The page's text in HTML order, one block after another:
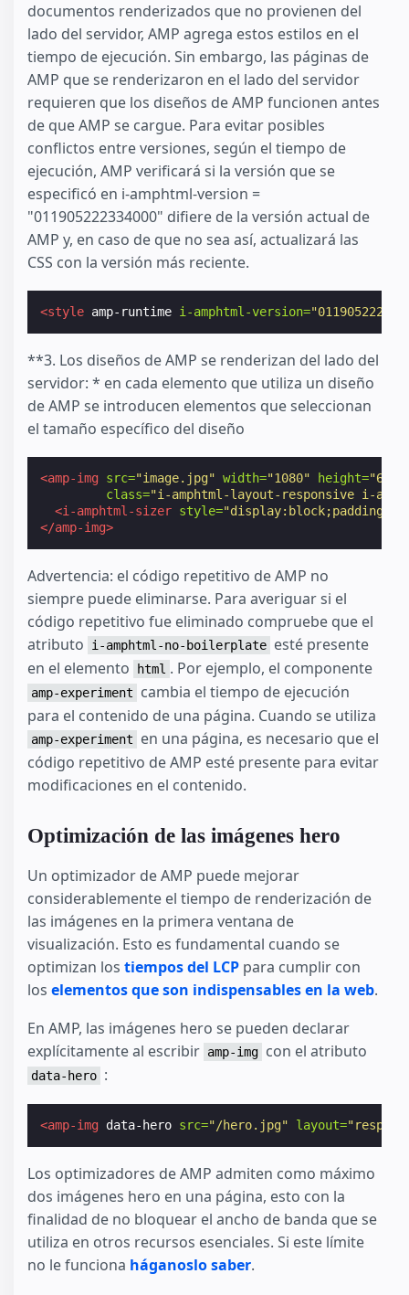
documentos renderizados que no provienen del
lado del servidor, AMP agrega estos estilos en el
tiempo de ejecución. Sin embargo, las páginas de
AMP que se renderizaron en el lado del servidor
requieren que los diseños de AMP funcionen antes
de que AMP se cargue. Para evitar posibles
conflictos entre versiones, según el tiempo de
ejecución, AMP verificará si la versión que se
especificó en i-amphtml-version =
"011905222334000" difiere de la versión actual de
AMP y, en caso de que no sea así, actualizará las
CSS con la versión más reciente.
<style amp-runtime i-amphtml-version=
⁣**3. Los diseños de AMP se renderizan del lado del
servidor: * en cada elemento que utiliza un diseño
de AMP se introducen elementos que seleccionan
el tamaño específico del diseño
<amp-img src="image.jpg" width="1080" height="610"
class="i-amphtml-layout-responsive i-
<i-amphtml-sizer style="display:block;padding-
</amp-img>
Advertencia: el código repetitivo de AMP no
siempre puede eliminarse. Para averiguar si el
código repetitivo fue eliminado compruebe que el
atributo
i-amphtml-no-boilerplate esté presente
en el elemento
html . Por ejemplo, el componente
amp-experiment
cambia el tiempo de ejecución
para el contenido de una página. Cuando se utiliza
amp-experiment
en una página, es necesario que el
código repetitivo de AMP esté presente para evitar
modificaciones en el contenido.
Optimización de las imágenes hero
Un optimizador de AMP puede mejorar
considerablemente el tiempo de renderización de
las imágenes en la primera ventana de
visualización. Esto es fundamental cuando se
optimizan los tiempos del LCP para cumplir con
los elementos que son indispensables en la web.
En AMP, las imágenes hero se pueden declarar
explícitamente al escribir amp-img con el atributo
data-hero :
<amp-img data-hero src="/hero.jpg" layout=
Los optimizadores de AMP admiten como máximo
dos imágenes hero en una página, esto con la
finalidad de no bloquear el ancho de banda que se
utiliza en otros recursos esenciales. Si este límite
no le funciona háganoslo saber.